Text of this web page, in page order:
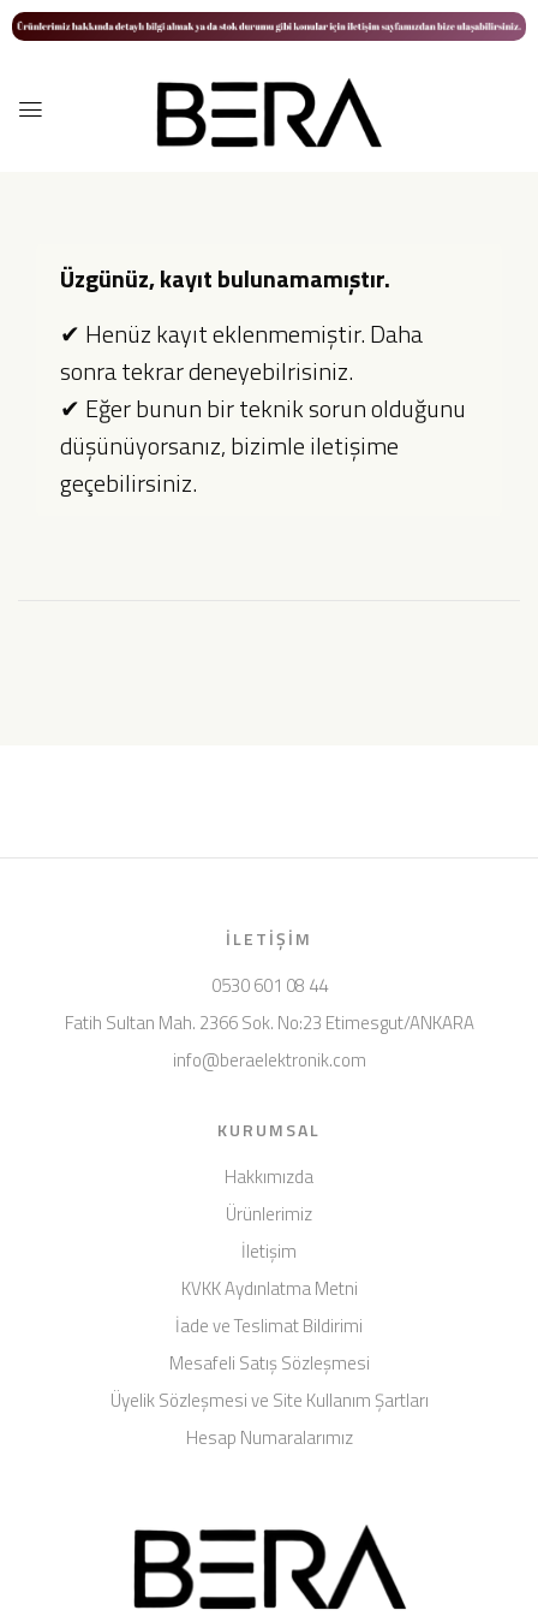
Üzgünüz, kayıt bulunamamıştır.
✔ Henüz kayıt eklenmemiştir. Daha
sonra tekrar deneyebilrisiniz.
✔ Eğer bunun bir teknik sorun olduğunu
düşünüyorsanız, bizimle iletişime
geçebilirsiniz.
İLETIŞIM
0530 601 08 44
Fatih Sultan Mah. 2366 Sok. No:23 Etimesgut/ANKARA
info@beraelektronik.com
KURUMSAL
Hakkımızda
Ürünlerimiz
İletişim
KVKK Aydınlatma Metni
İade ve Teslimat Bildirimi
Mesafeli Satış Sözleşmesi
Üyelik Sözleşmesi ve Site Kullanım Şartları
Hesap Numaralarımız